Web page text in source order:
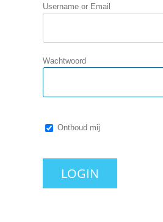
Username or Email
Wachtwoord
Onthoud mij